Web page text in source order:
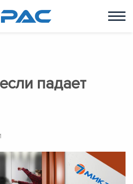
падает